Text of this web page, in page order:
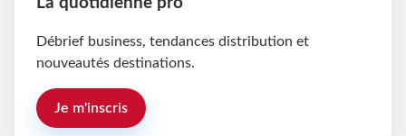
Débrief business, tendances distribution et
nouveautés destinations.
Je m'inscris